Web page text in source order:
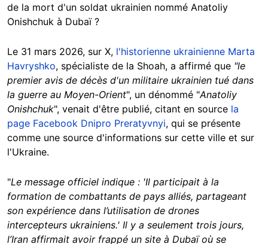
de la mort d'un soldat ukrainien nommé Anatoliy
Onishchuk à Dubaï ?
Le 31 mars 2026, sur X, l'historienne ukrainienne Marta
Havryshko, spécialiste de la Shoah, a affirmé que "le
premier avis de décès d'un militaire ukrainien tué dans
la guerre au Moyen-Orient", un dénommé "Anatoliy
Onishchuk", venait d'être publié, citant en source la
page Facebook Dnipro Preratyvnyi, qui se présente
comme une source d'informations sur cette ville et sur
l'Ukraine.
"Le message officiel indique : 'Il participait à la
formation de combattants de pays alliés, partageant
son expérience dans l’utilisation de drones
intercepteurs ukrainiens.' Il y a seulement trois jours,
l’Iran affirmait avoir frappé un site à Dubaï où se